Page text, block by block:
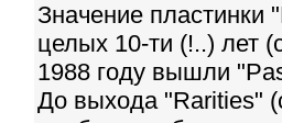
Значение пластинки
целых 10-ти (!..) лет
1988 году вышли
До выхода "Rarities"